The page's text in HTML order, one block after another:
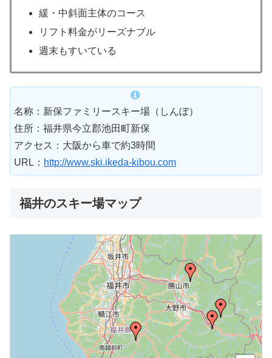
緩・中斜面主体のコース
リフト料金がリーズナブル
週末もすいている
名称：新保ファミリースキー場（しんぼ）
住所：福井県今立郡池田町新保
アクセス：大阪から車で約3時間
URL： http://www.ski.ikeda-kibou.com
福井のスキー場マップ